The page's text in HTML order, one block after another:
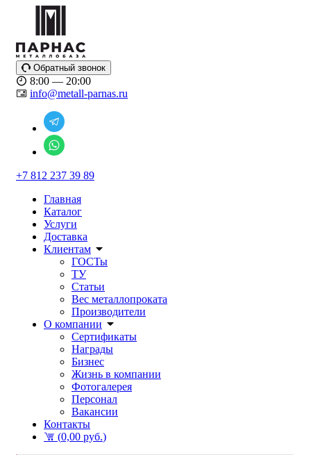
Обратный звонок
8:00 — 20:00
info@metall-parnas.ru
+7 812 237 39 89
Главная
Каталог
Услуги
Доставка
Клиентам
ГОСТы
ТУ
Статьи
Вес металлопроката
Производители
О компании
Сертификаты
Награды
Бизнес
Жизнь в компании
Фотогалерея
Персонал
Вакансии
Контакты
(0,00 руб.)